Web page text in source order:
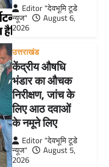
Editor "देवभूमि टूडे
न्यूज"
August 6,
2026
उत्तराखंड
केंद्रीय औषधि
भंडार का औचक
निरीक्षण, जांच के
लिए आठ दवाओं
के नमूने लिए
Editor "देवभूमि टूडे
न्यूज"
August 5,
2026